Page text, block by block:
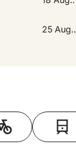
25 Aug..
Toon op kaart